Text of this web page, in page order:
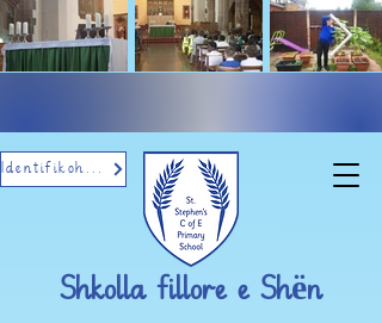
Identifikohu me email
Shkolla fillore e Shën